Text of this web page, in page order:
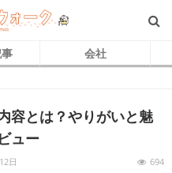
会社
容とは？やりがいと魅
ュー
日 694